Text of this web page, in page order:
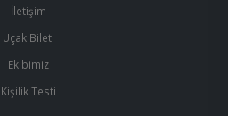
İletişim
Uçak Bileti
Ekibimiz
Kişilik Testi